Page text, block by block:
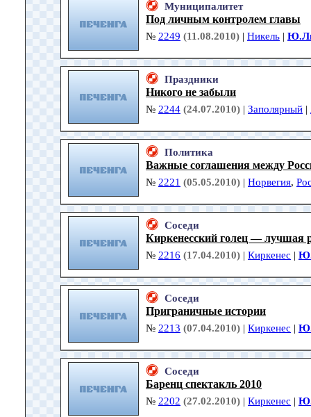
Муниципалитет
Под личным контролем главы
№ 2249 (11.08.2010) | Никель |
Праздники
Никого не забыли
№ 2244 (24.07.2010) | Заполярный |
Политика
Важные соглашения между
№ 2221 (05.05.2010) | Норвегия,
Соседи
Киркенесский голец — лучшая
№ 2216 (17.04.2010) | Киркенес |
Соседи
Приграничные истории
№ 2213 (07.04.2010) | Киркенес |
Соседи
Баренц спектакль 2010
№ 2202 (27.02.2010) | Киркенес |